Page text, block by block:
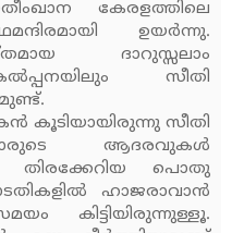
കേരളത്തിലെ
ഉയര്‍ന്നു.
ദാറുസ്സലാം
സീതി
കൂടിയായിരുന്നു സീതി
ആദരവുകള്‍
തിരക്കേറിയ പൊതു
ഹാജരാവാന്‍
കിട്ടിയിരുന്നുള്ളൂ.